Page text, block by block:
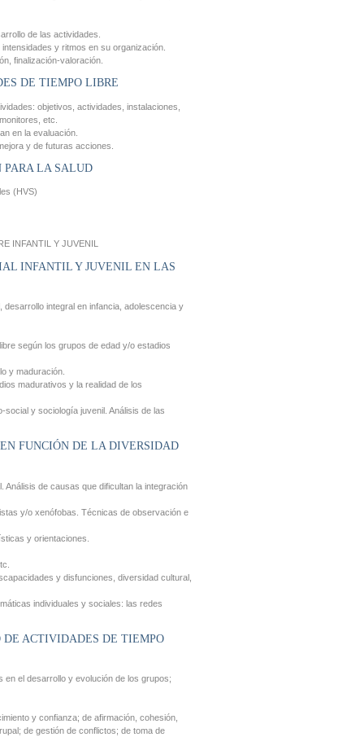
de las actividades.
y ritmos en su organización.
finalización-valoración.
DE TIEMPO LIBRE
objetivos, actividades, instalaciones,
etc.
en la evaluación.
y de futuras acciones.
PARA LA SALUD
(HVS)
INFANTIL Y JUVENIL
INFANTIL Y JUVENIL EN LAS
integral en infancia, adolescencia y
según los grupos de edad y/o estadios
y maduración.
madurativos y la realidad de los
y sociología juvenil. Análisis de las
FUNCIÓN DE LA DIVERSIDAD
Análisis de causas que dificultan la integración
y/o xenófobas. Técnicas de observación e
y orientaciones.
y disfunciones, diversidad cultural,
individuales y sociales: las redes
ACTIVIDADES DE TIEMPO
en el desarrollo y evolución de los grupos;
y confianza; de afirmación, cohesión,
de gestión de conflictos; de toma de